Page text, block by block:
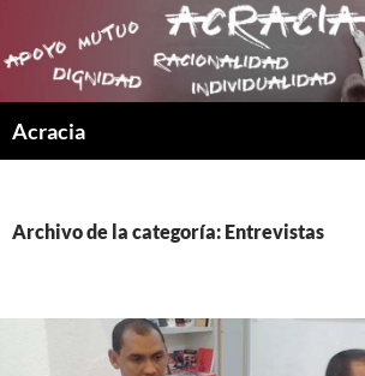
Acracia
Archivo de la categoría: Entrevistas